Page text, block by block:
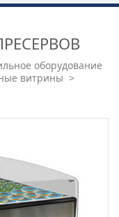
оборудование
витрины >